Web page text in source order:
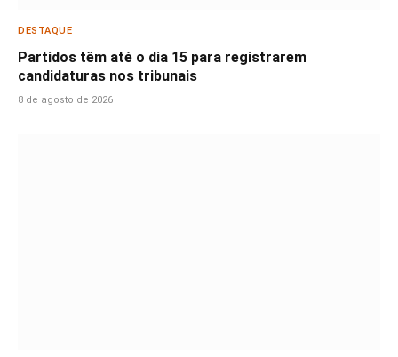
DESTAQUE
Partidos têm até o dia 15 para registrarem
candidaturas nos tribunais
8 de agosto de 2026